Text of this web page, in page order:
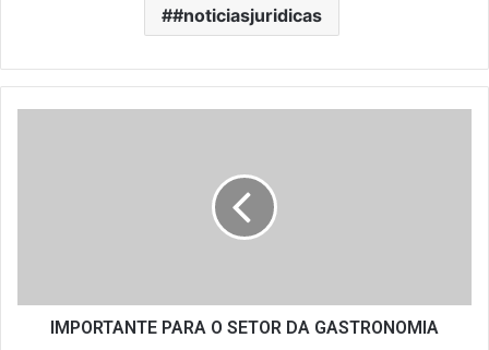
#noticiasjuridicas
IMPORTANTE PARA O SETOR DA GASTRONOMIA